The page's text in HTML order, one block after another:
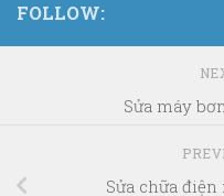
FOLLOW:
Sửa máy
Sửa chữa